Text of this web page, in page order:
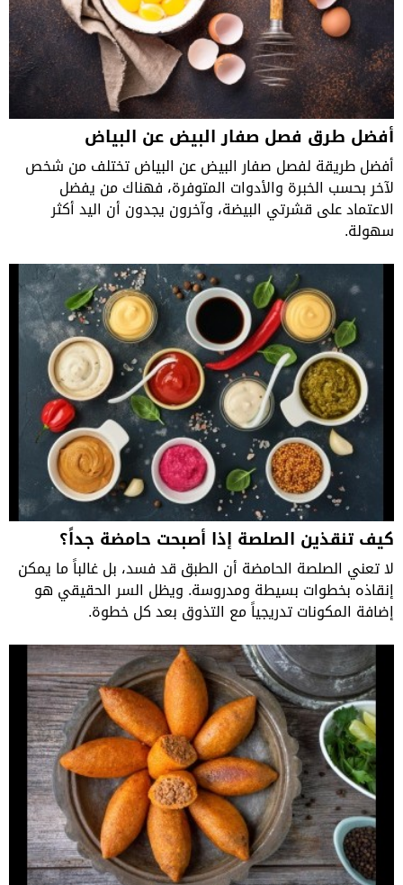
أفضل طرق فصل صفار البيض عن البياض
أفضل طريقة لفصل صفار البيض عن البياض تختلف من شخص
لآخر بحسب الخبرة والأدوات المتوفرة، فهناك من يفضل
الاعتماد على قشرتي البيضة، وآخرون يجدون أن اليد أكثر
سهولة.
كيف تنقذين الصلصة إذا أصبحت حامضة جداً؟
لا تعني الصلصة الحامضة أن الطبق قد فسد، بل غالباً ما يمكن
إنقاذه بخطوات بسيطة ومدروسة. ويظل السر الحقيقي هو
إضافة المكونات تدريجياً مع التذوق بعد كل خطوة.